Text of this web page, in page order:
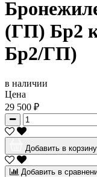
(ГП) Бр2
Бр2/ГП)
в наличии
Цена
29 500 ₽
Добавить в корзину
Добавить в